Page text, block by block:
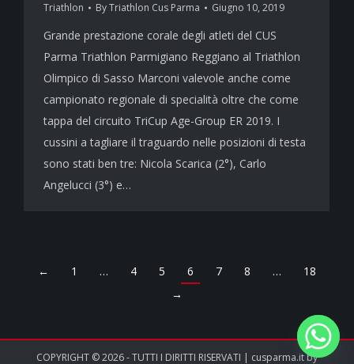
Triathlon ByTriathlon Cus Parma Giugno 10, 2019
Grande prestazione corale degli atleti del CUS
Parma Triathlon Parmigiano Reggiano al Triathlon
Olimpico di Sasso Marconi valevole anche come
campionato regionale di specialità oltre che come
tappa del circuito TriCup Age-Group ER 2019. I
cussini a tagliare il traguardo nelle posizioni di testa
sono stati ben tre: Nicola Scarica (2°), Carlo
Angelucci (3°) e…
← 1 … 4 5 6 7 8 …
18
→
COPYRIGHT © 2026 - TUTTI I DIRITTI RISERVATI | cusparma.it by